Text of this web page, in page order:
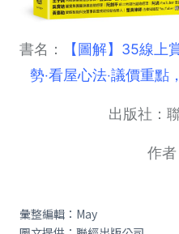
書名：
【圖解】35線上
勢‧看屋心法‧議價重點
出版社：
作
彙整編輯：May